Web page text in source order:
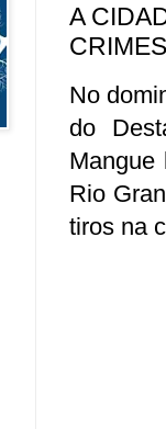
A
No
do
Mangue
Rio
tiros na